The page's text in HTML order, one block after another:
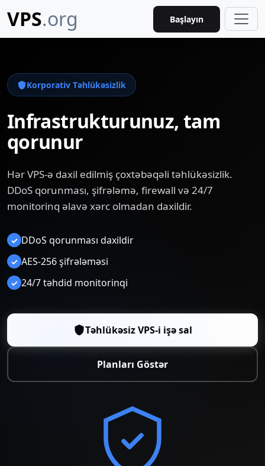
VPS.org Başlayın
Korporativ Təhlükəsizlik
Infrastrukturunuz, tam
qorunur
Hər VPS-ə daxil edilmiş çoxtəbəqəli təhlükəsizlik.
DDoS qorunması, şifrələmə, firewall və 24/7
monitorinq əlavə xərc olmadan daxildir.
✓ DDoS qorunması daxildir
✓ AES-256 şifrələməsi
✓ 24/7 təhdid monitorinqi
Təhlükəsiz VPS-i işə sal
Planları Göstər